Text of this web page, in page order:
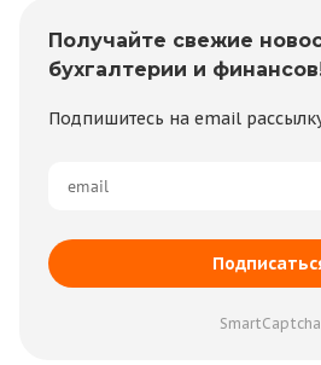
Получайте свежие
бухгалтерии и
Подпишитесь на email
SmartCaptcha